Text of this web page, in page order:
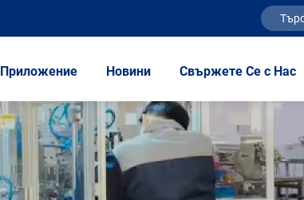
Приложение Новини Свържете Се с Нас